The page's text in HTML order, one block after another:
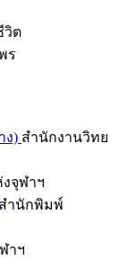
ต
ร
ง) สำนักงานวิทย
จุฬาฯ
สำนักพิมพ์
าฯ